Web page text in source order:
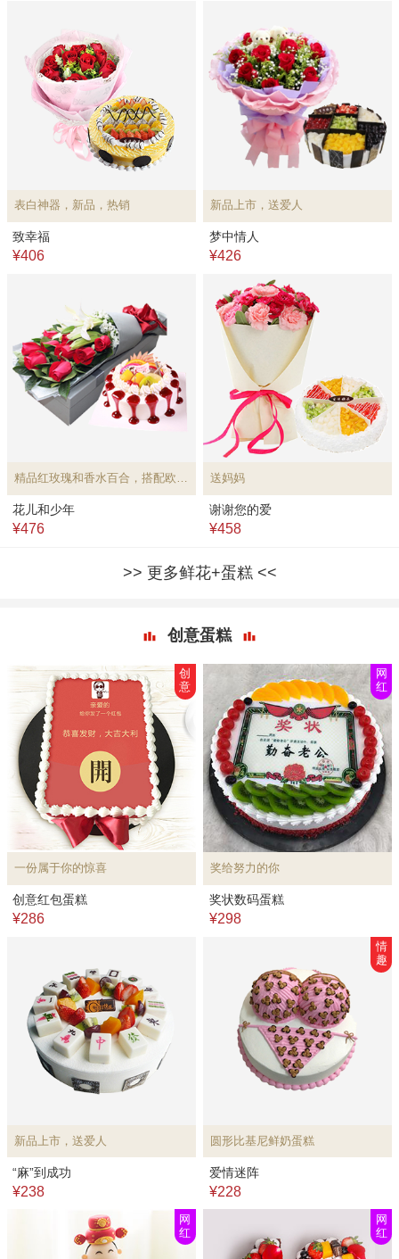
表白神器，新品，热销
致幸福
¥406
新品上市，送爱人
梦中情人
¥426
花儿和少年
¥476
送妈妈
谢谢您的爱
¥458
更多鲜花+蛋糕
创意蛋糕
一份属于你的惊喜
创
意
创意红包蛋糕
¥286
奖给努力的你
网
红
奖状数码蛋糕
¥298
新品上市，送爱人
“麻”到成功
¥238
圆形比基尼鲜奶蛋糕
情
趣
爱情迷阵
¥228
网
红
网
红